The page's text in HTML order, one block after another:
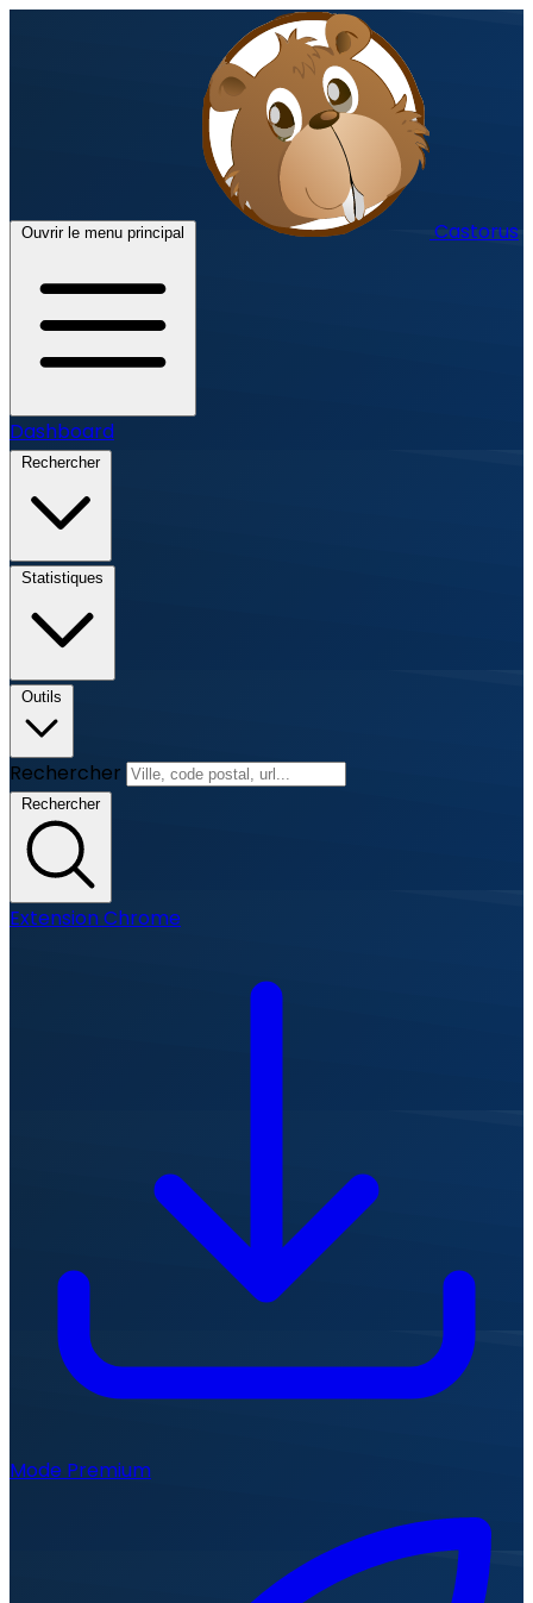
Ouvrir le menu principal Castorus
Dashboard
Rechercher
Statistiques
Outils
Rechercher
Rechercher
Extension Chrome
Mode Premium